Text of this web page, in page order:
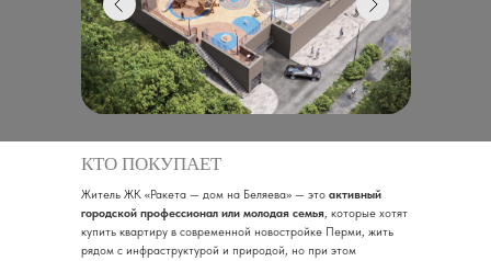
Житель ЖК «Ракета — дом на Беляева» — это активный
городской профессионал или молодая семья, которые хотят
купить квартиру в современной новостройке Перми, жить
рядом с инфраструктурой и природой, но при этом
КТО ПОКУПАЕТ